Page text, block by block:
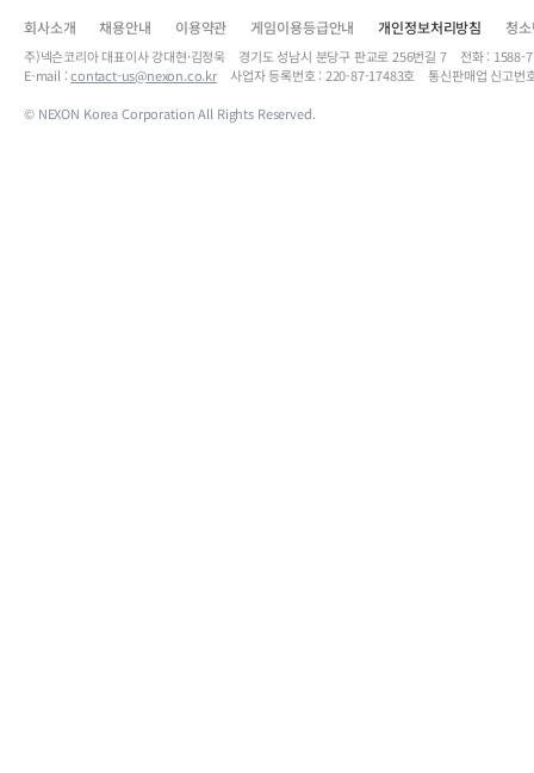
회사소개 채용안내 이용약관 게임이용등급안내 개인정보처리방침 청
주)넥슨코리아 대표이사 강대현·김정욱 경기도 성남시 분당구 판교로 256번길 7 전화 :
E-mail :contact-us@nexon.co.kr사업자 등록번호 : 220-87-17483호 통신판매업 신고번
© NEXON Korea Corporation All Rights Reserved.